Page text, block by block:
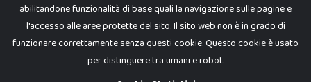
abilitandone funzionalità di base quali la navigazione sulle pagine e
l'accesso alle aree protette del sito. Il sito web non è in grado di
funzionare correttamente senza questi cookie. Questo cookie è usato
per distinguere tra umani e robot.